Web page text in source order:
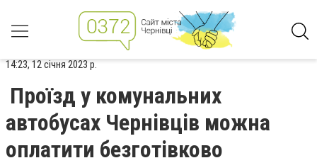
14:23, 12 січня 2023 р.
Проїзд у комунальних
автобусах Чернівців можна
оплатити безготівково